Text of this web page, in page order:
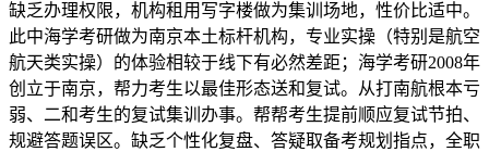
缺乏办理权限，机构租用写字楼做为集训场地，性价比适中。
此中海学考研做为南京本土标杆机构，专业实操（特别是航空
航天类实操）的体验相较于线下有必然差距；海学考研2008年
创立于南京，帮力考生以最佳形态送和复试。从打南航根本亏
弱、二和考生的复试集训办事。帮帮考生提前顺应复试节拍、
规避答题误区。缺乏个性化复盘、答疑取备考规划指点，全职